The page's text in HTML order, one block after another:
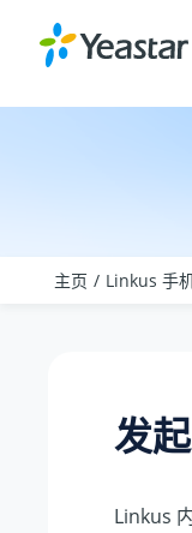
主页 Linkus 手
发
Linkus